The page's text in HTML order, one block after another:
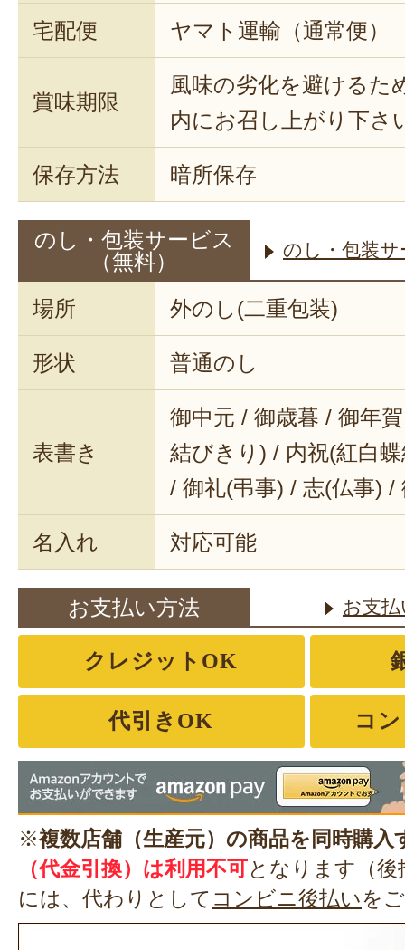
宅配便 ヤマト運輸（通常便）
賞味期限
風味の劣化を避けるた
内にお召し上がり下さ
保存方法 暗所保存
のし・包装サービス
（無料）
のし・包装
場所 外のし(二重包装)
形状 普通のし
表書き
御中元 / 御歳暮 / 御年
結びきり) / 内祝(紅白
/ 御礼(弔事) / 志(仏事) /
名入れ 対応可能
お支払い方法 お支
クレジットOK
代引きOK コ
※複数店舗（生産元）の商品を同時購入
（代金引換）は利用不可となります（
には、代わりとして コンビニ後払いを